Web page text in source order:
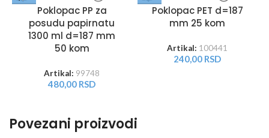
Poklopac PP za
posudu papirnatu
1300 ml d=187 mm
50 kom
Artikal: 99748
480,00 RSD
Poklopac PET d=187
mm 25 kom
Artikal: 100441
240,00 RSD
Povezani proizvodi